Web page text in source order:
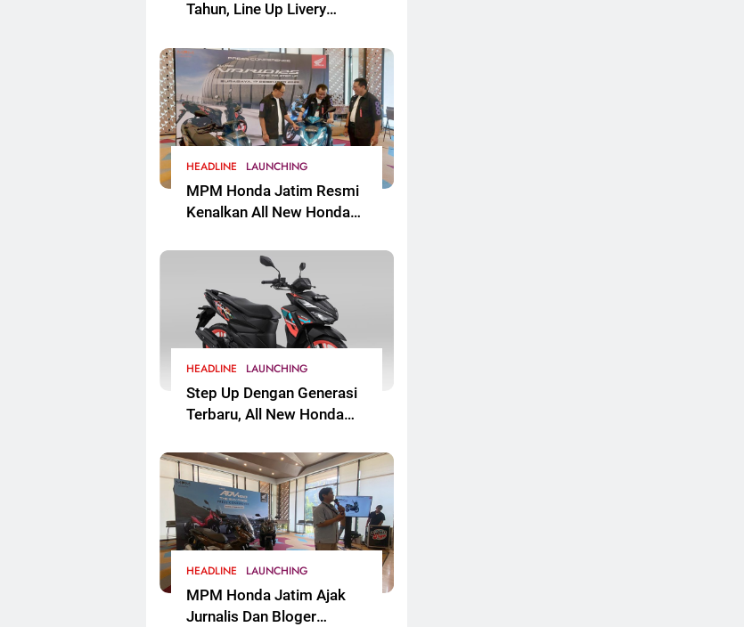
Tahun, Line Up Livery
Mengaspal
HEADLINE LAUNCHING
MPM Honda Jatim Resmi
Kenalkan All New Honda
HEADLINE LAUNCHING
Step Up Dengan Generasi
Terbaru, All New Honda
Dan Sporti. Segera Hadir
Untuk Masyarakat Jawa
Timur
HEADLINE LAUNCHING
MPM Honda Jatim Ajak
Jurnalis Dan Bloger